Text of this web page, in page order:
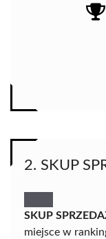
2. SKUP
SKUP
miejsce w